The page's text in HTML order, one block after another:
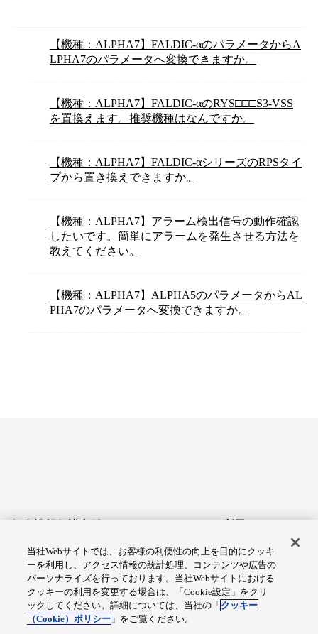
【機種：ALPHA7】FALDIC-αのパラメータからA
LPHA7のパラメータへ変換できますか。
【機種：ALPHA7】FALDIC-αのRYS□□□S3-VSS
を置換えます。推奨機種はなんですか。
【機種：ALPHA7】FALDIC-αシリーズのRPSタイ
プから置き換えできますか。
【機種：ALPHA7】アラーム検出信号の動作確認
したいです。簡単にアラームを発生させる方法を
教えてください。
【機種：ALPHA7】ALPHA5のパラメータからAL
PHA7のパラメータへ変換できますか。
アクセシビリティへの対応
Cookie設定
総合サイトマップ
当社Webサイトでは、お客様の利便性の向上を目的にクッキ
ーを利用し、アクセス情報の統計処理、コンテンツや広告の
パーソナライズを行っております。当社Webサイトにおける
クッキーの利用を変更する場合は、「Cookie設定」をクリ
ックしてください。詳細については、当社の「 クッキー
（Cookie）ポリシー 」をご覧ください。